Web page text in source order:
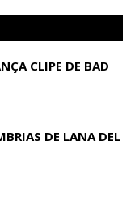
CLIPE DE BAD
DE LANA DEL